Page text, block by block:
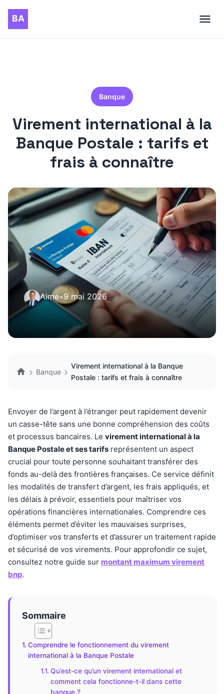
Banque
Virement international à la
Banque Postale : tarifs et
frais à connaître
Aime•9 mai 2026
Banque
Virement international à la Banque
Postale : tarifs et frais à connaître
Envoyer de l’argent à l’étranger peut rapidement devenir
un casse-tête sans une bonne compréhension des coûts
et processus bancaires. Le virement international à la
Banque Postale et ses tarifs représentent un aspect
crucial pour toute personne souhaitant transférer des
fonds au-delà des frontières françaises. Ce service définit
les modalités de transfert d’argent, les frais appliqués, et
les délais à prévoir, essentiels pour maîtriser vos
opérations financières internationales. Comprendre ces
éléments permet d’éviter les mauvaises surprises,
d’optimiser vos transferts et d’assurer un traitement rapide
et sécurisé de vos virements. Pour approfondir ce sujet,
consultez notre guide sur montant maximum virement
bnp.
Sommaire
Comprendre le fonctionnement du virement
international à la Banque Postale
Qu’est-ce qu’un virement international et
comment cela fonctionne-t-il dans cette
banque ?